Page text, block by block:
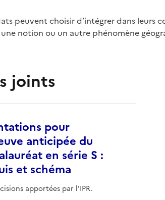
peuvent choisir d’intégrer dans leurs
notion ou un autre phénomène
joints
pour
anticipée du
en série S :
et schéma
apportées par l'IPR.